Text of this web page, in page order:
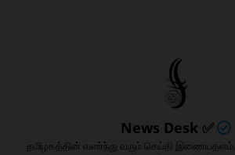
News Desk ✅
தமிழகத்தின் வளர்ந்து வரும் செய்தி